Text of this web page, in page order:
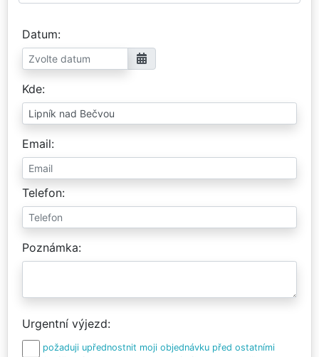
Datum
Kde
Email
Telefon
Poznámka
Urgentní výjezd
požaduji upřednostnit moji objednávku před ostatními